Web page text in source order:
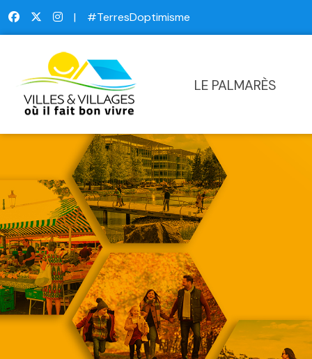
| #TerresDoptimisme
LE PALMARÈS